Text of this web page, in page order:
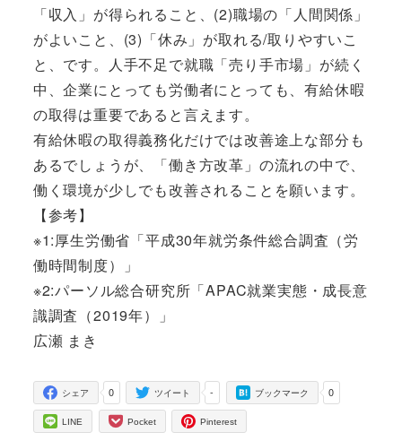
「収入」が得られること、(2)職場の「人間関係」
がよいこと、(3)「休み」が取れる/取りやすいこ
と、です。人手不足で就職「売り手市場」が続く
中、企業にとっても労働者にとっても、有給休暇
の取得は重要であると言えます。
有給休暇の取得義務化だけでは改善途上な部分も
あるでしょうが、「働き方改革」の流れの中で、
働く環境が少しでも改善されることを願います。
【参考】
※1:厚生労働省「平成30年就労条件総合調査（労
働時間制度）」
※2:パーソル総合研究所「APAC就業実態・成長意
識調査（2019年）」
広瀬 まき
0
シェア -
ツイート 0
ブックマーク
LINE Pocket Pinterest